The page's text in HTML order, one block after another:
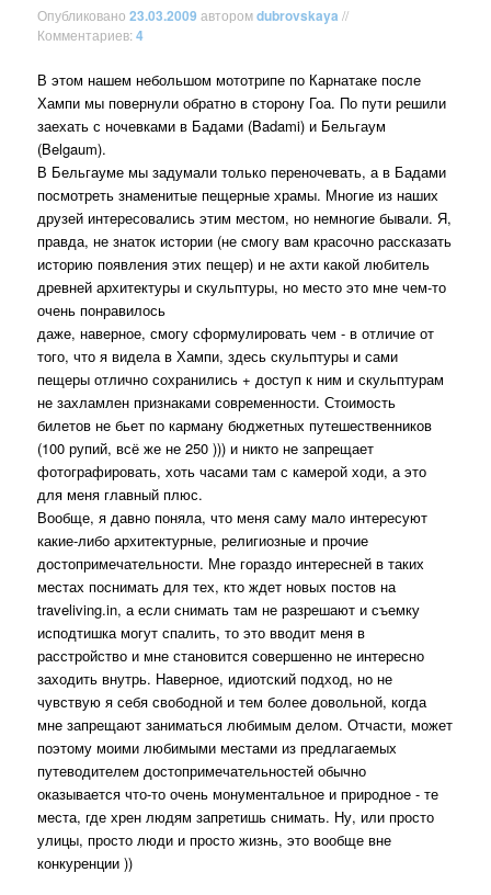
Опубликовано23.03.2009 авторомdubrovskaya //
Комментариев:4
В этом нашем небольшом мототрипе по Карнатаке после
Хампи мы повернули обратно в сторону Гоа. По пути решили
заехать с ночевками в Бадами (Badami) и Бельгаум
(Belgaum).
В Бельгауме мы задумали только переночевать, а в Бадами
посмотреть знаменитые пещерные храмы. Многие из наших
друзей интересовались этим местом, но немногие бывали. Я,
правда, не знаток истории (не смогу вам красочно рассказать
историю появления этих пещер) и не ахти какой любитель
древней архитектуры и скульптуры, но место это мне чем-то
очень понравилось
даже, наверное, смогу сформулировать чем - в отличие от
того, что я видела в Хампи, здесь скульптуры и сами
пещеры отлично сохранились + доступ к ним и скульптурам
не захламлен признаками современности. Стоимость
билетов не бьет по карману бюджетных путешественников
(100 рупий, всё же не 250 ))) и никто не запрещает
фотографировать, хоть часами там с камерой ходи, а это
для меня главный плюс.
Вообще, я давно поняла, что меня саму мало интересуют
какие-либо архитектурные, религиозные и прочие
достопримечательности. Мне гораздо интересней в таких
местах поснимать для тех, кто ждет новых постов на
traveliving.in, а если снимать там не разрешают и съемку
исподтишка могут спалить, то это вводит меня в
расстройство и мне становится совершенно не интересно
заходить внутрь. Наверное, идиотский подход, но не
чувствую я себя свободной и тем более довольной, когда
мне запрещают заниматься любимым делом. Отчасти, может
поэтому моими любимыми местами из предлагаемых
путеводителем достопримечательностей обычно
оказывается что-то очень монументальное и природное - те
места, где хрен людям запретишь снимать. Ну, или просто
улицы, просто люди и просто жизнь, это вообще вне
конкуренции ))